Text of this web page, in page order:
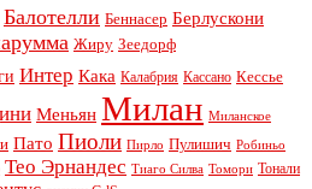
Балотелли Беннасер Берлускони
Жиру Зеедорф
Интер Кака Калабрия Кассано Кессье
Меньян Милан Миланское
Пато Пиоли Пирло Пулишич Робиньо
Тео Эрнандес Тиаго Силва Томори Тонали